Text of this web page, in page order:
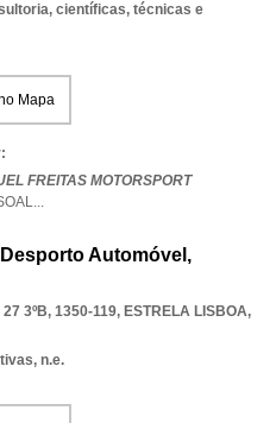
científicas, técnicas e
Mapa
FREITAS MOTORSPORT
...
Automóvel,
3ºB, 1350-119, ESTRELA LISBOA,
n.e.